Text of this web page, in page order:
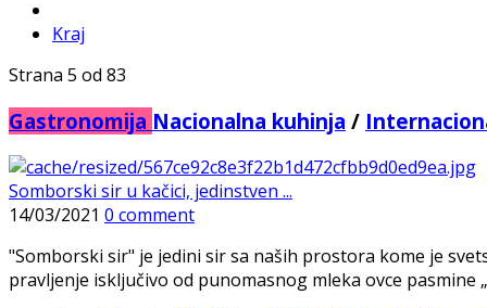
Kraj
Strana 5 od 83
Gastronomija Nacionalna kuhinja /
Somborski sir u kačici, jedinstven ...
14/03/2021 0 comment
"Somborski sir" je jedini sir sa naših prostora kome je
pravljenje isključivo od punomasnog mleka ovce pasmine